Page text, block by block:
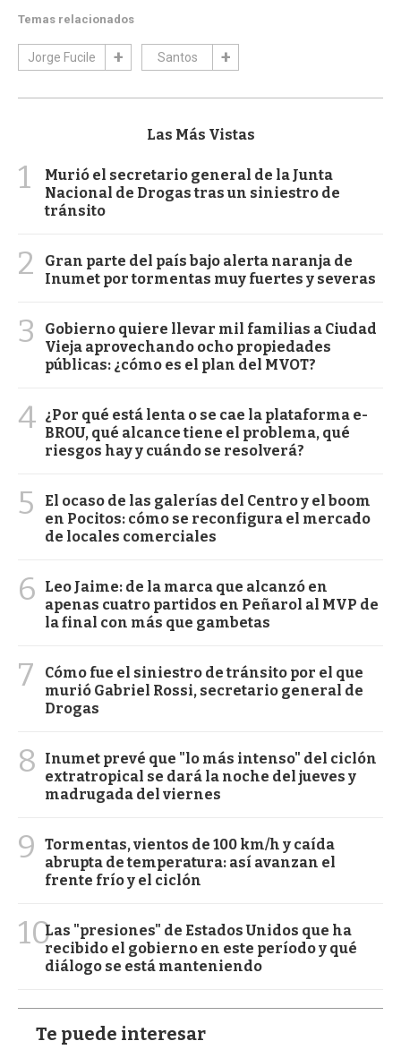
Temas relacionados
Jorge Fucile Santos
Las Más Vistas
1
Murió el secretario general de la Junta
Nacional de Drogas tras un siniestro de
tránsito
2
Gran parte del país bajo alerta naranja de
Inumet por tormentas muy fuertes y severas
3
Gobierno quiere llevar mil familias a Ciudad
Vieja aprovechando ocho propiedades
públicas: ¿cómo es el plan del MVOT?
4 ¿Por qué está lenta o se cae la plataforma e-
BROU, qué alcance tiene el problema, qué
riesgos hay y cuándo se resolverá?
5
El ocaso de las galerías del Centro y el boom
en Pocitos: cómo se reconfigura el mercado
de locales comerciales
6
Leo Jaime: de la marca que alcanzó en
apenas cuatro partidos en Peñarol al MVP de
la final con más que gambetas
7
Cómo fue el siniestro de tránsito por el que
murió Gabriel Rossi, secretario general de
Drogas
8
Inumet prevé que "lo más intenso" del ciclón
extratropical se dará la noche del jueves y
madrugada del viernes
9
Tormentas, vientos de 100 km/h y caída
abrupta de temperatura: así avanzan el
frente frío y el ciclón
10Las "presiones" de Estados Unidos que ha
recibido el gobierno en este período y qué
diálogo se está manteniendo
Te puede interesar